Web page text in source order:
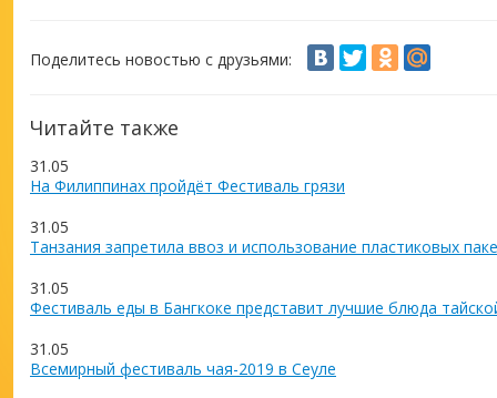
Поделитесь новостью с друзьями:
Читайте также
31.05
На Филиппинах пройдёт Фестиваль грязи
31.05
Танзания запретила ввоз и использование пластиковых
31.05
Фестиваль еды в Бангкоке представит лучшие блюда
31.05
Всемирный фестиваль чая-2019 в Сеуле